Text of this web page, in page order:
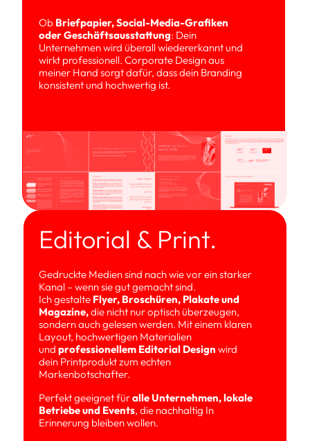
Ob Briefpapier, Social-Media-Grafiken
oder Geschäftsausstattung: Dein
Unternehmen wird überall wiedererkannt und
wirkt professionell. Corporate Design aus
meiner Hand sorgt dafür, dass dein Branding
konsistent und hochwertig ist.
Editorial & Print.
Gedruckte Medien sind nach wie vor ein starker
Kanal – wenn sie gut gemacht sind.
Ich gestalte Flyer, Broschüren, Plakate und
Magazine, die nicht nur optisch überzeugen,
sondern auch gelesen werden. Mit einem klaren
Layout, hochwertigen Materialien
und professionellem Editorial Design wird
dein Printprodukt zum echten
Markenbotschafter.
Perfekt geeignet für alle Unternehmen, lokale
Betriebe und Events, die nachhaltig In
Erinnerung bleiben wollen.